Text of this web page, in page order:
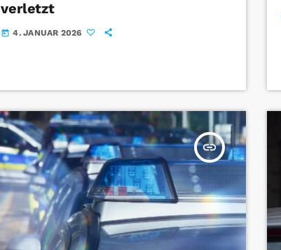
verletzt
today 4. JANUAR 2026
insert_link